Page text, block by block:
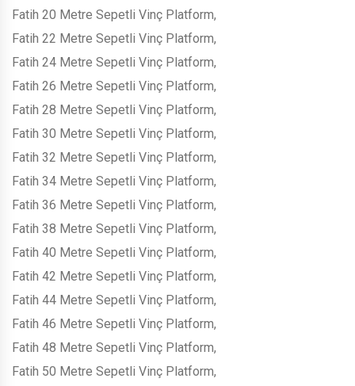
Fatih 20 Metre Sepetli Vinç Platform,
Fatih 22 Metre Sepetli Vinç Platform,
Fatih 24 Metre Sepetli Vinç Platform,
Fatih 26 Metre Sepetli Vinç Platform,
Fatih 28 Metre Sepetli Vinç Platform,
Fatih 30 Metre Sepetli Vinç Platform,
Fatih 32 Metre Sepetli Vinç Platform,
Fatih 34 Metre Sepetli Vinç Platform,
Fatih 36 Metre Sepetli Vinç Platform,
Fatih 38 Metre Sepetli Vinç Platform,
Fatih 40 Metre Sepetli Vinç Platform,
Fatih 42 Metre Sepetli Vinç Platform,
Fatih 44 Metre Sepetli Vinç Platform,
Fatih 46 Metre Sepetli Vinç Platform,
Fatih 48 Metre Sepetli Vinç Platform,
Fatih 50 Metre Sepetli Vinç Platform,